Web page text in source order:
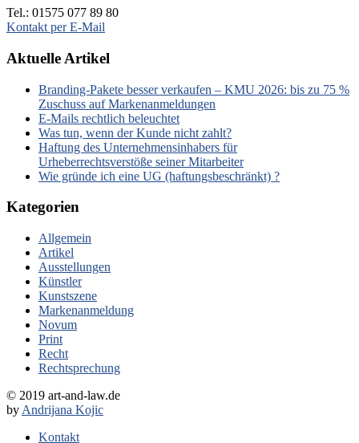
Tel.: 01575 077 89 80
Kontakt per E-Mail
Aktuelle Artikel
Branding-Pakete besser verkaufen – KMU 2026: bis zu 75 %
Zuschuss auf Markenanmeldungen
E-Mails rechtlich beleuchtet
Was tun, wenn der Kunde nicht zahlt?
Haftung des Unternehmensinhabers für
Urheberrechtsverstöße seiner Mitarbeiter
Wie gründe ich eine UG (haftungsbeschränkt) ?
Kategorien
Allgemein
Artikel
Ausstellungen
Künstler
Kunstszene
Markenanmeldung
Novum
Print
Recht
Rechtsprechung
© 2019 art-and-law.de
by Andrijana Kojic
Kontakt